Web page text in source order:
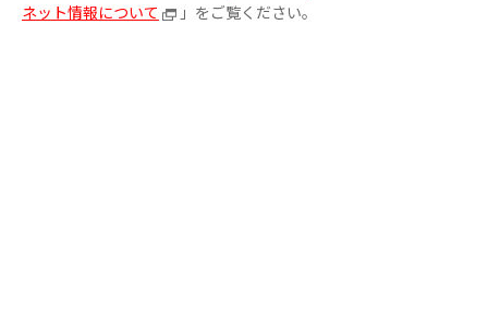
ネット情報について
」をご覧ください。